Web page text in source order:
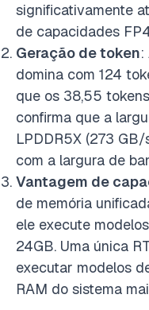
significativamente
de capacidades
Geração de token:
domina com 124
que os 38,55
confirma que a
LPDDR5X (273
com a largura de
Vantagem de
de memória
ele execute
24GB. Uma única
executar modelos
RAM do sistema